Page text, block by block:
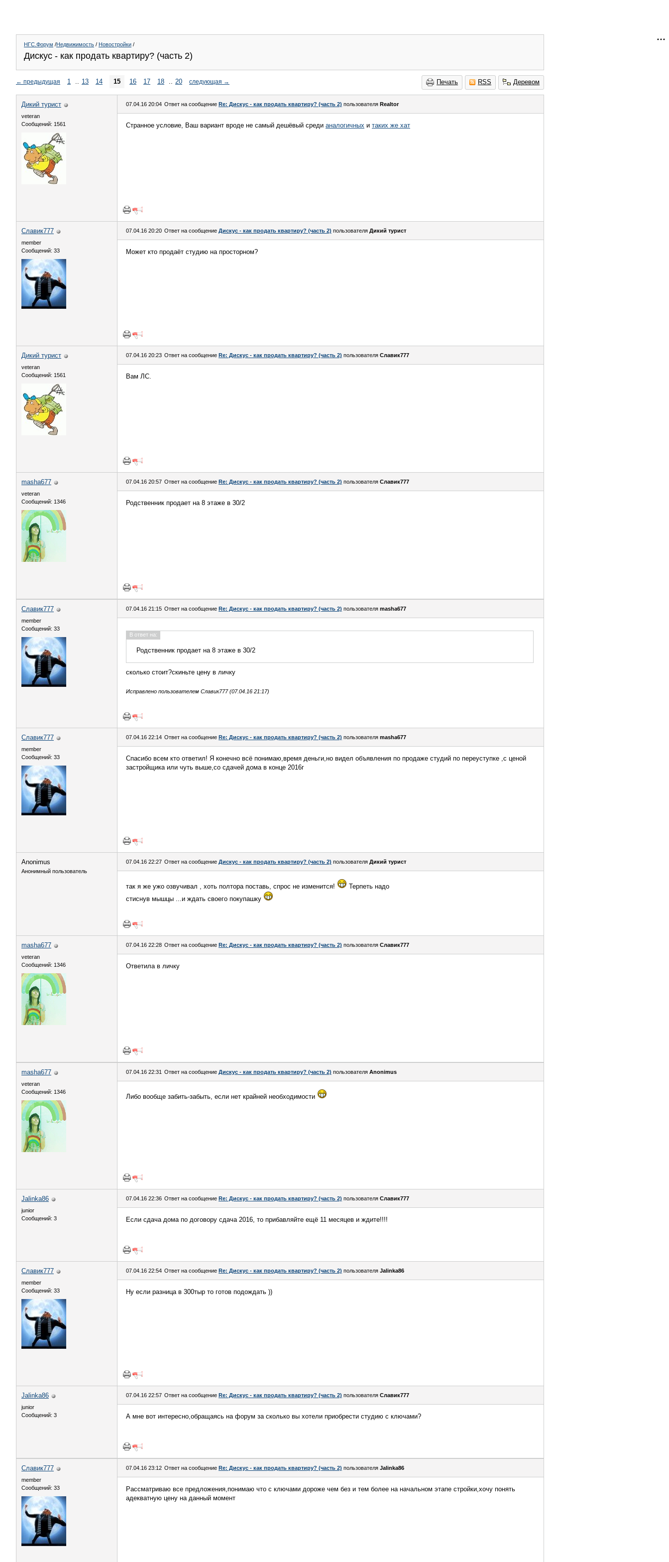
НГС.Форум /Недвижимость / Новостройки /
Дискус - как продать квартиру? (часть 2)
Печать RSS Деревом
← предыдущая 1 .. 13 14 15 16 17 18 .. 20 следующая →
Дикий турист
veteran
Сообщений: 1561
07.04.16 20:04 Ответ на сообщение Re: Дискус - как продать квартиру? (часть 2) пользователя Realtor
Странное условие, Ваш вариант вроде не самый дешёвый среди аналогичных и таких же хат
Славик777
member
Сообщений: 33
07.04.16 20:20 Ответ на сообщение Дискус - как продать квартиру? (часть 2) пользователя Дикий турист
Может кто продаёт студию на просторном?
Дикий турист
veteran
Сообщений: 1561
07.04.16 20:23 Ответ на сообщение Re: Дискус - как продать квартиру? (часть 2) пользователя Славик777
Вам ЛС.
masha677
veteran
Сообщений: 1346
07.04.16 20:57 Ответ на сообщение Re: Дискус - как продать квартиру? (часть 2) пользователя Славик777
Родственник продает на 8 этаже в 30/2
Славик777
member
Сообщений: 33
07.04.16 21:15 Ответ на сообщение Re: Дискус - как продать квартиру? (часть 2) пользователя masha677
В ответ на:
Родственник продает на 8 этаже в 30/2
сколько стоит?скиньте цену в личку
Исправлено пользователем Славик777 (07.04.16 21:17)
Славик777
member
Сообщений: 33
07.04.16 22:14 Ответ на сообщение Re: Дискус - как продать квартиру? (часть 2) пользователя masha677
Спасибо всем кто ответил! Я конечно всё понимаю,время деньги,но видел объявления по продаже студий по переуступке ,с ценой
застройщика или чуть выше,со сдачей дома в конце 2016г
Anоnimus
Анонимный пользователь
07.04.16 22:27 Ответ на сообщение Дискус - как продать квартиру? (часть 2) пользователя Дикий турист
так я же ужо озвучивал , хоть полтора поставь, спрос не изменится!
Терпеть надо
стиснув мышцы ...и ждать своего покупашку
masha677
veteran
Сообщений: 1346
07.04.16 22:28 Ответ на сообщение Re: Дискус - как продать квартиру? (часть 2) пользователя Славик777
Ответила в личку
masha677
veteran
Сообщений: 1346
07.04.16 22:31 Ответ на сообщение Дискус - как продать квартиру? (часть 2) пользователя Anоnimus
Либо вообще забить-забыть, если нет крайней необходимости
Jalinka86
junior
Сообщений: 3
07.04.16 22:36 Ответ на сообщение Re: Дискус - как продать квартиру? (часть 2) пользователя Славик777
Если сдача дома по договору сдача 2016, то прибавляйте ещё 11 месяцев и ждите!!!!
Славик777
member
Сообщений: 33
07.04.16 22:54 Ответ на сообщение Re: Дискус - как продать квартиру? (часть 2) пользователя Jalinka86
Ну если разница в 300тыр то готов подождать ))
Jalinka86
junior
Сообщений: 3
07.04.16 22:57 Ответ на сообщение Re: Дискус - как продать квартиру? (часть 2) пользователя Славик777
А мне вот интересно,обращаясь на форум за сколько вы хотели приобрести студию с ключами?
Славик777
member
Сообщений: 33
07.04.16 23:12 Ответ на сообщение Re: Дискус - как продать квартиру? (часть 2) пользователя Jalinka86
Рассматриваю все предложения,понимаю что с ключами дороже чем без и тем более на начальном этапе стройки,хочу понять
адекватную цену на данный момент